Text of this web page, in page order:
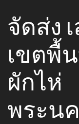
จัดส่ง
เขตพื้
ผักไห่
พระน